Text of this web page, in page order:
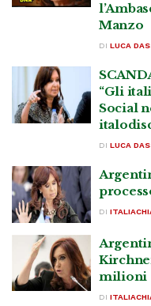
Manzo
DI LUCA
“Gli
Social
DI LUCA
DI
milioni
DI